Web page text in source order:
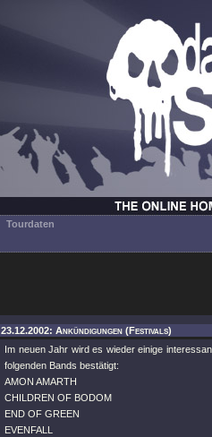
Tourdaten
23.12.2002: Ankündigungen (Festivals)
Im neuen Jahr wird es wieder einige
folgenden Bands bestätigt:
AMON AMARTH
CHILDREN OF BODOM
END OF GREEN
EVENFALL